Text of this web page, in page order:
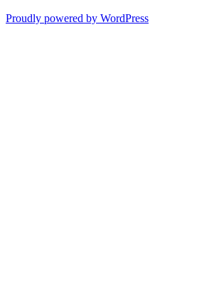
Proudly powered by WordPress